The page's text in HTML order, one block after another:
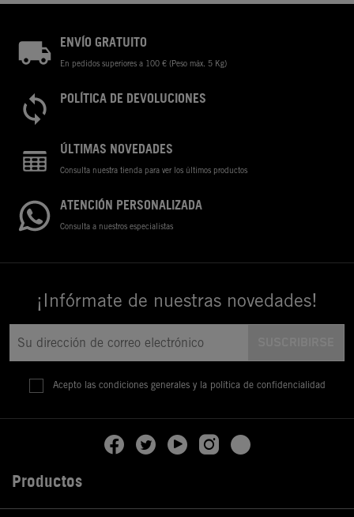
ENVÍO GRATUITO
En pedidos superiores a 100 € (Peso máx. 5 Kg)
POLÍTICA DE DEVOLUCIONES
ÚLTIMAS NOVEDADES
Consulta nuestra tienda para ver los últimos productos
ATENCIÓN PERSONALIZADA
Consulta a nuestros especialistas
¡Infórmate de nuestras novedades!
Acepto las condiciones generales y la política de confidencialidad
Productos